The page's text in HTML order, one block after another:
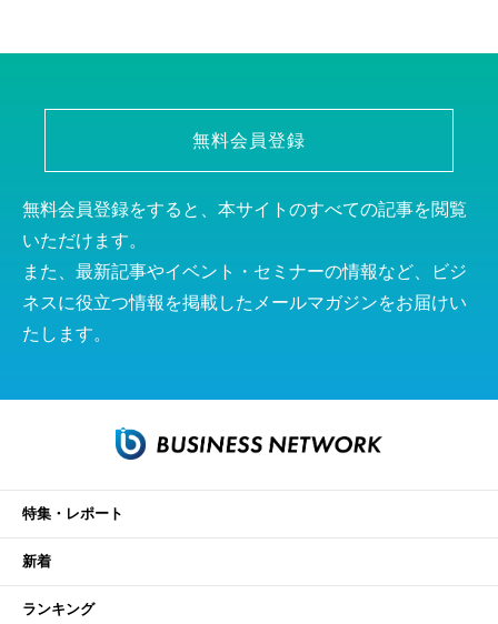
無料会員登録
無料会員登録をすると、本サイトのすべての記事を閲覧
いただけます。
また、最新記事やイベント・セミナーの情報など、ビジ
ネスに役立つ情報を掲載したメールマガジンをお届けい
たします。
特集・レポート
新着
ランキング